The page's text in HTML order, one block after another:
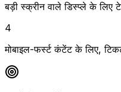
बड़ी स्क्रीन वाले डिस्प्ले के
4
मोबाइल-फर्स्ट कंटेंट के लिए,